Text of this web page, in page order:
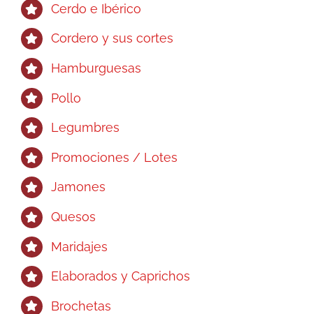
Cerdo e Ibérico
Cordero y sus cortes
Hamburguesas
Pollo
Legumbres
Promociones / Lotes
Jamones
Quesos
Maridajes
Elaborados y Caprichos
Brochetas